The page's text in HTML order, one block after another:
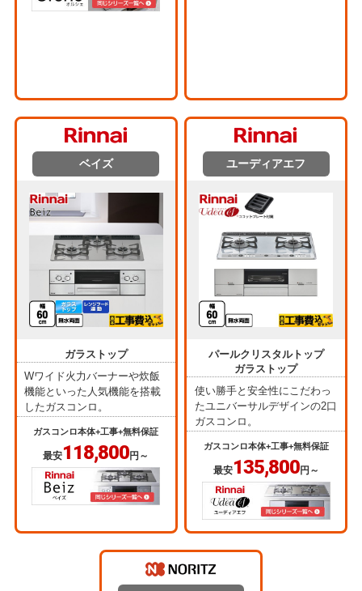
ベイズ
ガラストップ
Wワイド火力バーナーや炊飯
機能といった人気機能を搭載
したガスコンロ。
ガスコンロ本体+工事+無料保証
最安118,800円～
ユーディアエフ
パールクリスタルトップ
ガラストップ
使い勝手と安全性にこだわっ
たユニバーサルデザインの2口
ガスコンロ。
ガスコンロ本体+工事+無料保証
最安135,800円～